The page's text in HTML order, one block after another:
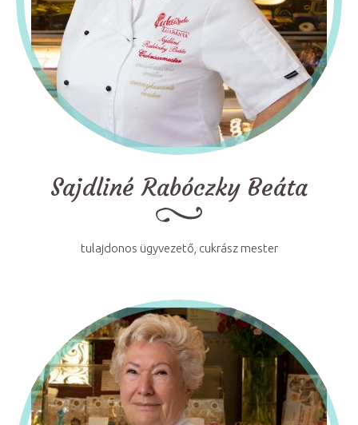
Sajdliné Rabóczky Beáta
tulajdonos ügyvezető, cukrász mester